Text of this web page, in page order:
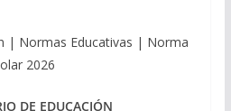
| Normas Educativas | Norma
2026
DE EDUCACIÓN